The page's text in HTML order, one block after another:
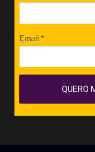
Email *
QUERO